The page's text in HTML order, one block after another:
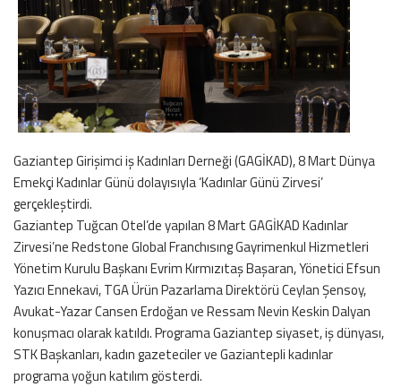
Gaziantep Girişimci iş Kadınları Derneği (GAGİKAD), 8 Mart Dünya
Emekçi Kadınlar Günü dolayısıyla ‘Kadınlar Günü Zirvesi’
gerçekleştirdi.
Gaziantep Tuğcan Otel’de yapılan 8 Mart GAGİKAD Kadınlar
Zirvesi’ne Redstone Global Franchısıng Gayrimenkul Hizmetleri
Yönetim Kurulu Başkanı Evrim Kırmızıtaş Başaran, Yönetici Efsun
Yazıcı Ennekavi, TGA Ürün Pazarlama Direktörü Ceylan Şensoy,
Avukat-Yazar Cansen Erdoğan ve Ressam Nevin Keskin Dalyan
konuşmacı olarak katıldı. Programa Gaziantep siyaset, iş dünyası,
STK Başkanları, kadın gazeteciler ve Gaziantepli kadınlar
programa yoğun katılım gösterdi.